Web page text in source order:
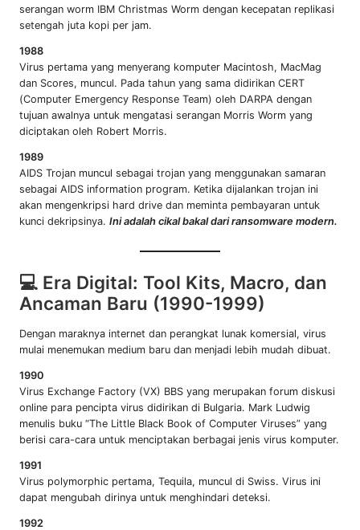
serangan worm IBM Christmas Worm dengan kecepatan replikasi
setengah juta kopi per jam.
1988
Virus pertama yang menyerang komputer Macintosh, MacMag
dan Scores, muncul. Pada tahun yang sama didirikan CERT
(Computer Emergency Response Team) oleh DARPA dengan
tujuan awalnya untuk mengatasi serangan Morris Worm yang
diciptakan oleh Robert Morris.
1989
AIDS Trojan muncul sebagai trojan yang menggunakan samaran
sebagai AIDS information program. Ketika dijalankan trojan ini
akan mengenkripsi hard drive dan meminta pembayaran untuk
kunci dekripsinya. Ini adalah cikal bakal dari ransomware modern.
💻 Era Digital: Tool Kits, Macro, dan
Ancaman Baru (1990-1999)
Dengan maraknya internet dan perangkat lunak komersial, virus
mulai menemukan medium baru dan menjadi lebih mudah dibuat.
1990
Virus Exchange Factory (VX) BBS yang merupakan forum diskusi
online para pencipta virus didirikan di Bulgaria. Mark Ludwig
menulis buku “The Little Black Book of Computer Viruses” yang
berisi cara-cara untuk menciptakan berbagai jenis virus komputer.
1991
Virus polymorphic pertama, Tequila, muncul di Swiss. Virus ini
dapat mengubah dirinya untuk menghindari deteksi.
1992